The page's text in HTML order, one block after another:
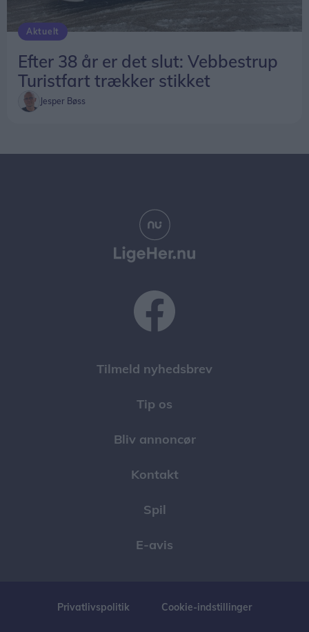
Aktuelt
Efter 38 år er det slut: Vebbestrup
Turistfart trækker stikket
Jesper Bøss
Tilmeld nyhedsbrev
Tip os
Bliv annoncør
Kontakt
Spil
E-avis
Privatlivspolitik Cookie-indstillinger